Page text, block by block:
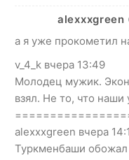
alexxxgreen
а я уже прокометил
v_4_k вчера 13:49
Молодец мужик.
взял. Не то, что
alexxxgreen вчера
Туркменбаши обожал